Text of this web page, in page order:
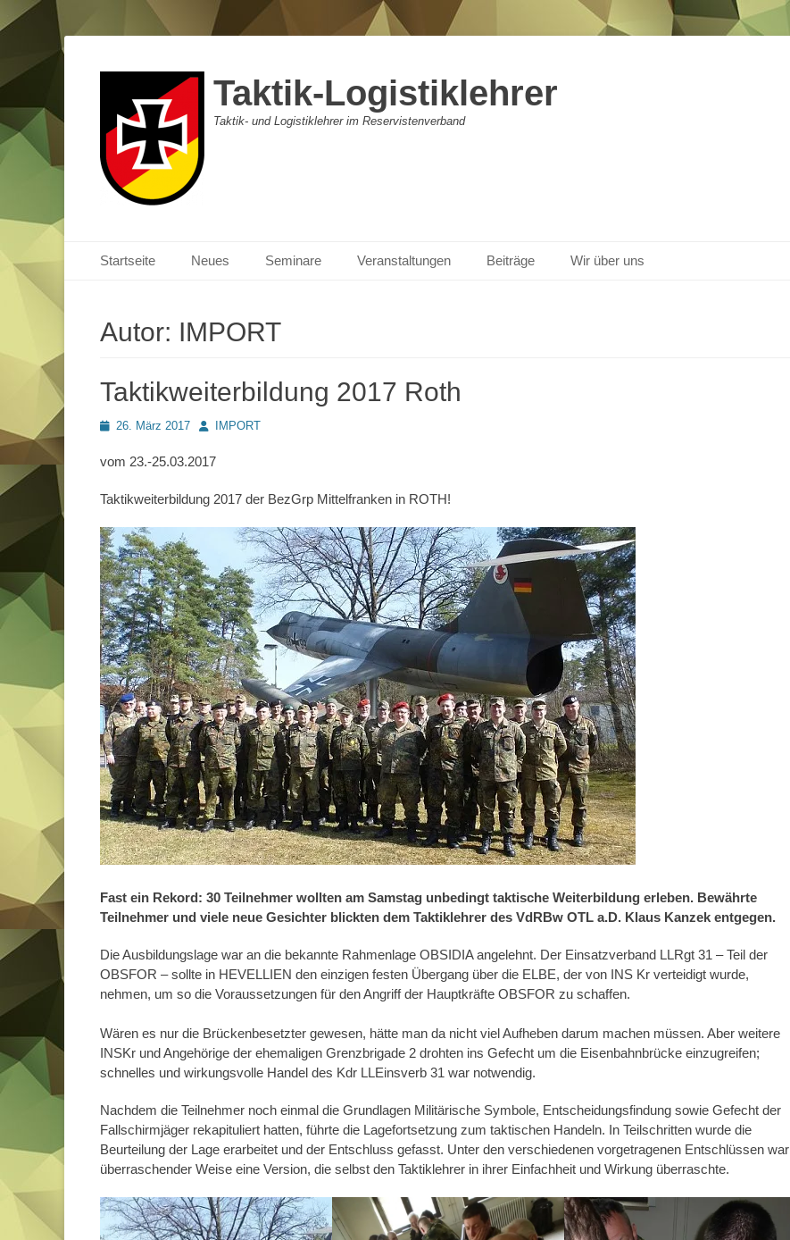
Taktik-Logistiklehrer
Taktik- und Logistiklehrer im Reservistenverband
Primäres Menü
Inhalt
Startseite Neues Seminare Veranstaltungen Beiträge Wir über uns
Autor: IMPORT
Taktikweiterbildung 2017 Roth
Posted26. März 2017 AutorIMPORT
vom 23.-25.03.2017
Taktikweiterbildung 2017 der BezGrp Mittelfranken in ROTH!
Fast ein Rekord: 30 Teilnehmer wollten am Samstag unbedingt taktische Weiterbildung erleben. Bewährte
Teilnehmer und viele neue Gesichter blickten dem Taktiklehrer des VdRBw OTL a.D. Klaus Kanzek entgegen.
Die Ausbildungslage war an die bekannte Rahmenlage OBSIDIA angelehnt. Der Einsatzverband LLRgt 31 – Teil der
OBSFOR – sollte in HEVELLIEN den einzigen festen Übergang über die ELBE, der von INS Kr verteidigt wurde,
nehmen, um so die Voraussetzungen für den Angriff der Hauptkräfte OBSFOR zu schaffen.
Wären es nur die Brückenbesetzter gewesen, hätte man da nicht viel Aufheben darum machen müssen. Aber weitere
INSKr und Angehörige der ehemaligen Grenzbrigade 2 drohten ins Gefecht um die Eisenbahnbrücke einzugreifen;
schnelles und wirkungsvolle Handel des Kdr LLEinsverb 31 war notwendig.
Nachdem die Teilnehmer noch einmal die Grundlagen Militärische Symbole, Entscheidungsfindung sowie Gefecht der
Fallschirmjäger rekapituliert hatten, führte die Lagefortsetzung zum taktischen Handeln. In Teilschritten wurde die
Beurteilung der Lage erarbeitet und der Entschluss gefasst. Unter den verschiedenen vorgetragenen Entschlüssen war
überraschender Weise eine Version, die selbst den Taktiklehrer in ihrer Einfachheit und Wirkung überraschte.